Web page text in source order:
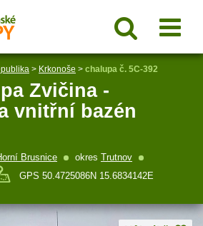
> Krkonoše > chalupa č. 5C-392
Zvičina -
vnitřní bazén
Brusnice okres Trutnov
GPS 50.4725086N 15.6834142E